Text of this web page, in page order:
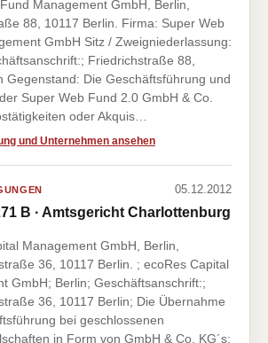
Management GmbH, Berlin,
88, 10117 Berlin. Firma: Super Web
GmbH Sitz / Zweigniederlassung:
Friedrichstraße 88,
Gegenstand: Die Geschäftsführung und
Super Web Fund 2.0 GmbH & Co.
oder Akquis…
und Unternehmen ansehen
05.12.2012
B · Amtsgericht Charlottenburg
Management GmbH, Berlin,
36, 10117 Berlin. ; ecoRes Capital
GmbH; Berlin; Geschäftsanschrift:;
36, 10117 Berlin; Die Übernahme
bei geschlossenen
in Form von GmbH & Co. KG´s;